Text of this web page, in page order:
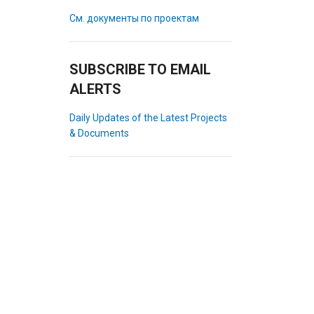
См. документы по проектам
SUBSCRIBE TO EMAIL
ALERTS
Daily Updates of the Latest Projects
& Documents